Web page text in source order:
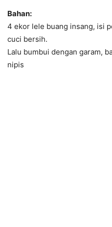
Bahan:
4 ekor lele buang insang, isi
cuci bersih.
Lalu bumbui dengan garam,
nipis